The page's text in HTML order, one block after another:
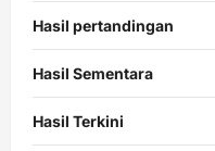
Hasil pertandingan
Hasil Sementara
Hasil Terkini